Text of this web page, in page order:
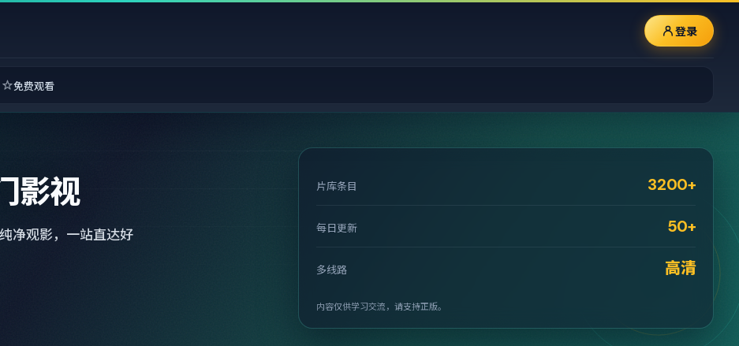
登录
免费观看
影视
净观影，一站直达好
片库条目 3200+
每日更新 50+
多线路 高清
内容仅供学习交流，请支持正版。